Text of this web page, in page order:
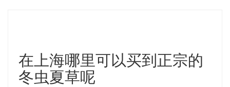
在上海哪里可以买到正宗的
冬虫夏草呢